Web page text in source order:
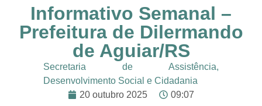
Informativo Semanal –
Prefeitura de Dilermando
de Aguiar/RS
Secretaria de Assistência,
Desenvolvimento Social e Cidadania
20 outubro 2025
09:07